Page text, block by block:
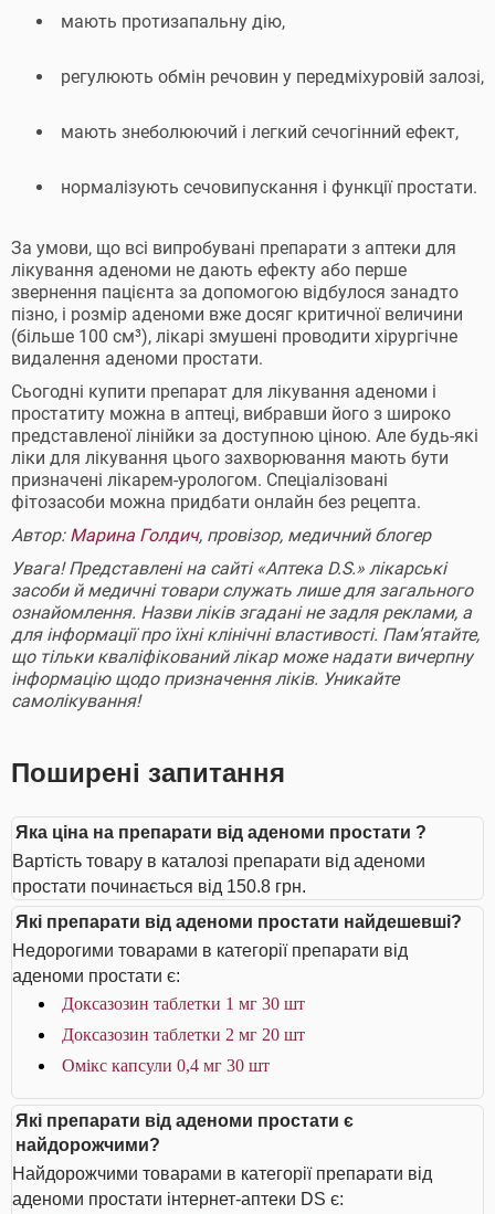
мають протизапальну дію,
регулюють обмін речовин у передміхуровій залозі,
мають знеболюючий і легкий сечогінний ефект,
нормалізують сечовипускання і функції простати.
За умови, що всі випробувані препарати з аптеки для
лікування аденоми не дають ефекту або перше
звернення пацієнта за допомогою відбулося занадто
пізно, і розмір аденоми вже досяг критичної величини
(більше 100 см³), лікарі змушені проводити хірургічне
видалення аденоми простати.
Сьогодні купити препарат для лікування аденоми і
простатиту можна в аптеці, вибравши його з широко
представленої лінійки за доступною ціною. Але будь-які
ліки для лікування цього захворювання мають бути
призначені лікарем-урологом. Спеціалізовані
фітозасоби можна придбати онлайн без рецепта.
Автор: Марина Голдич, провізор, медичний блогер
Увага! Представлені на сайті «Аптека D.S.» лікарські
засоби й медичні товари служать лише для загального
ознайомлення. Назви ліків згадані не задля реклами, а
для інформації про їхні клінічні властивості. Пам’ятайте,
що тільки кваліфікований лікар може надати вичерпну
інформацію щодо призначення ліків. Уникайте
самолікування!
Поширені запитання
Яка ціна на препарати від аденоми простати ?
Вартість товару в каталозі препарати від аденоми
простати починається від 150.8 грн.
Які препарати від аденоми простати найдешевші?
Недорогими товарами в категорії препарати від
аденоми простати є:
Доксазозин таблетки 1 мг 30 шт
Доксазозин таблетки 2 мг 20 шт
Омікс капсули 0,4 мг 30 шт
Які препарати від аденоми простати є
найдорожчими?
Найдорожчими товарами в категорії препарати від
аденоми простати інтернет-аптеки DS є: